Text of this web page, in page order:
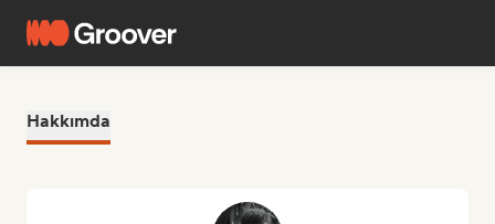
Hakkımda